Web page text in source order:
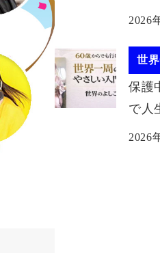
2026
世
保護
で人
2026